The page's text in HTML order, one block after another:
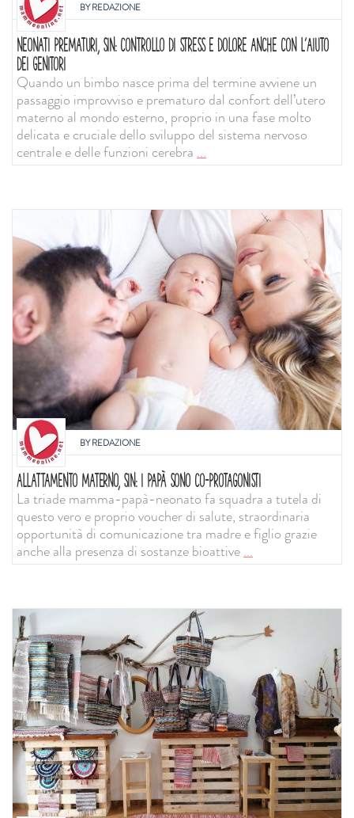
BYREDAZIONE
NEONATI PREMATURI, SIN: CONTROLLO DI STRESS E DOLORE ANCHE CON L'AIUTO
DEI GENITORI
Quando un bimbo nasce prima del termine avviene un
passaggio improvviso e prematuro dal confort dell’utero
materno al mondo esterno, proprio in una fase molto
delicata e cruciale dello sviluppo del sistema nervoso
centrale e delle funzioni cerebra...
BYREDAZIONE
ALLATTAMENTO MATERNO, SIN: I PAPÀ SONO CO-PROTAGONISTI
La triade mamma-papà-neonato fa squadra a tutela di
questo vero e proprio voucher di salute, straordinaria
opportunità di comunicazione tra madre e figlio grazie
anche alla presenza di sostanze bioattive...